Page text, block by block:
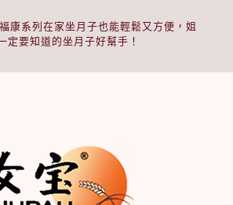
康系列在家坐月子也能輕鬆又方便，姐
定要知道的坐月子好幫手！